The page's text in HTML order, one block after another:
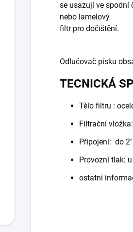
se usazují ve spodní
nebo lamelový
filtr pro dočištění.
Odlučovač písku
TECNICKÁ
Tělo filtru :
Filtrační
Připojení: do
Provozní tlak:
ostatní